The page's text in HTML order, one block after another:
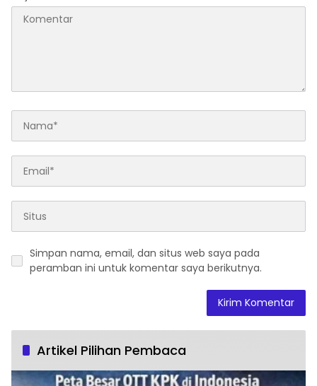
Simpan nama, email, dan situs web saya pada
peramban ini untuk komentar saya berikutnya.
Artikel Pilihan Pembaca